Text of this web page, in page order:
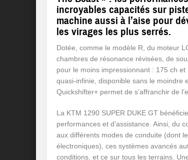
incroyables capacités sur
machine aussi à l’aise pour
les virages les plus serrés.
Dotée, comme le modèle R, du moteur
chambres de résonance révisées, de
pour le moins impressionnant : 175 ch
quasi-infinie, disponible sans le moindre
Quickshifter+ permet de s’affranchir de
La KTM 1290 SUPER DUKE GT
performances et d’assistance. Ainsi, du
aux différents modes de conduite (dont
électroniques), ces systèmes avancés
conditions, et ce sur tous les terrains.